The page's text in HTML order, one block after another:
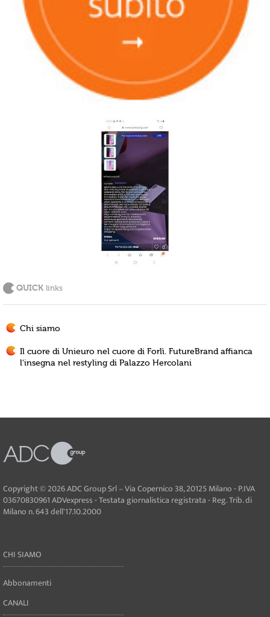
QUICK links
Chi siamo
Il cuore di Unieuro nel cuore di Forlì. FutureBrand affianca
l'insegna nel restyling di Palazzo Hercolani
Copyright © 2026 ADC Group Srl – Via Copernico 38, 20125 Milano - P.IVA
03670830961 ADVexpress - Testata giornalistica registrata - Reg. Trib. di
Milano n. 643 dell'17.10.2000
CHI SIAMO
Abbonamenti
CANALI